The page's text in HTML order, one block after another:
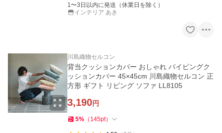
1〜3日以内に発送（休業日を除く）
インテリア あき
川島織物セルコン
背当クッションカバー おしゃれ パイピングク
ッションカバー 45×45cm 川島織物セルコン 正
方形 ギフト リビング ソファ LL8105
3,190円
5% （ 145pt）